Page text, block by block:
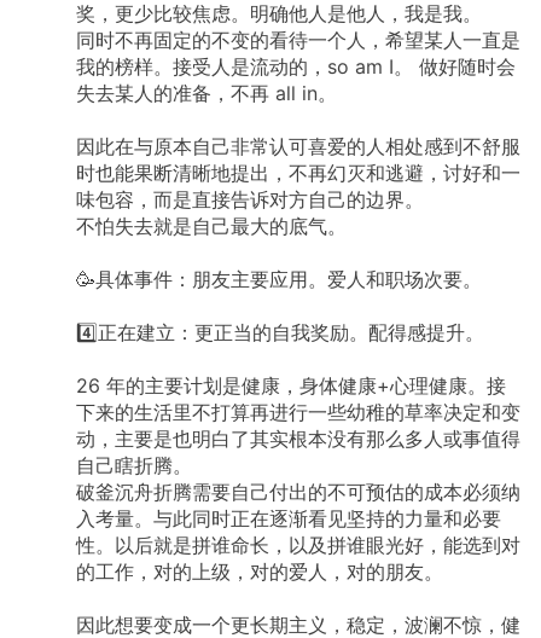
奖，更少比较焦虑。明确他人是他人，我是我。
同时不再固定的不变的看待一个人，希望某人一直是
我的榜样。接受人是流动的，so am I。 做好随时会
失去某人的准备，不再 all in。
因此在与原本自己非常认可喜爱的人相处感到不舒服
时也能果断清晰地提出，不再幻灭和逃避，讨好和一
味包容，而是直接告诉对方自己的边界。
不怕失去就是自己最大的底气。
🥳具体事件：朋友主要应用。爱人和职场次要。
4️⃣正在建立：更正当的自我奖励。配得感提升。
26 年的主要计划是健康，身体健康+心理健康。接
下来的生活里不打算再进行一些幼稚的草率决定和变
动，主要是也明白了其实根本没有那么多人或事值得
自己瞎折腾。
破釜沉舟折腾需要自己付出的不可预估的成本必须纳
入考量。与此同时正在逐渐看见坚持的力量和必要
性。以后就是拼谁命长，以及拼谁眼光好，能选到对
的工作，对的上级，对的爱人，对的朋友。
因此想要变成一个更长期主义，稳定，波澜不惊，健